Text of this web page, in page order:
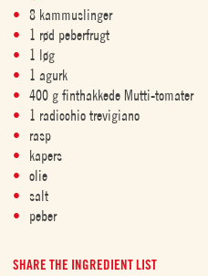
8 kammuslinger
1 rød peberfrugt
1 løg
1 agurk
400 g finthakkede Mutti-tomater
1 radicchio trevigiano
rasp
kapers
olie
salt
peber
SHARE THE INGREDIENT LIST